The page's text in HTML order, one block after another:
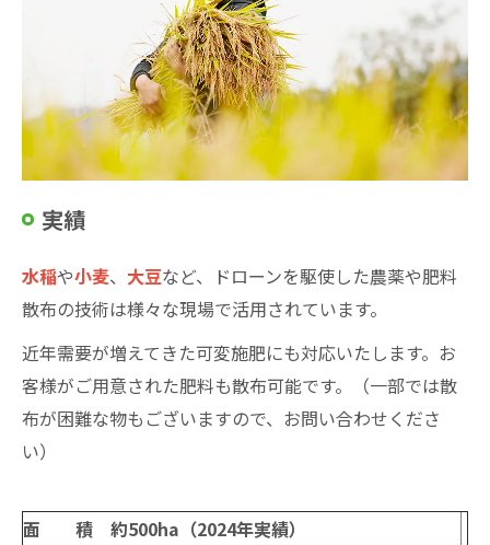
実績
水稲や小麦、 大豆など、ドローンを駆使した農薬や肥料
散布の技術は様々な現場で活用されています。
近年需要が増えてきた可変施肥にも対応いたします。お
客様がご用意された肥料も散布可能です。（一部では散
布が困難な物もございますので、お問い合わせくださ
い）
面 積 約500ha（2024年実績）